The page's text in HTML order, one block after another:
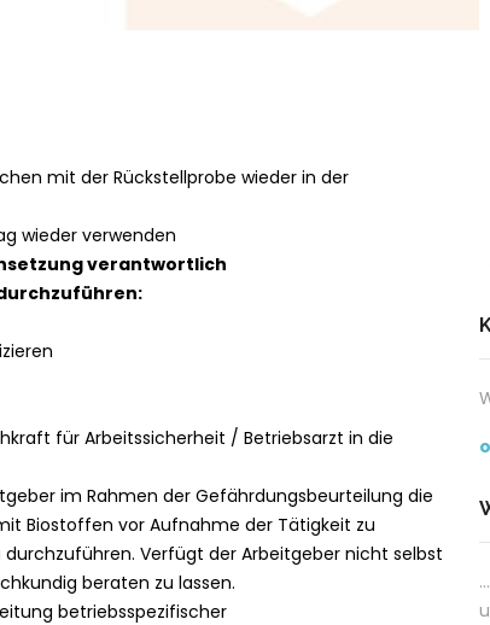
mit der Rückstellprobe wieder in der
wieder verwenden
verantwortlich
für Arbeitssicherheit / Betriebsarzt in die
im Rahmen der Gefährdungsbeurteilung die
Biostoffen vor Aufnahme der Tätigkeit zu
Verfügt der Arbeitgeber nicht selbst
beraten zu lassen.
betriebsspezifischer